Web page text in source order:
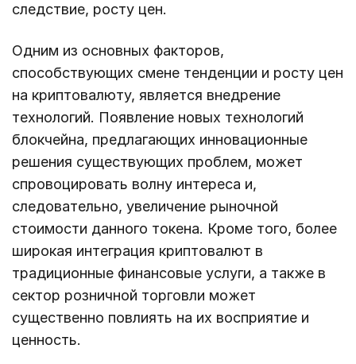
следствие, росту цен.
Одним из основных факторов,
способствующих смене тенденции и росту цен
на криптовалюту, является внедрение
технологий. Появление новых технологий
блокчейна, предлагающих инновационные
решения существующих проблем, может
спровоцировать волну интереса и,
следовательно, увеличение рыночной
стоимости данного токена. Кроме того, более
широкая интеграция криптовалют в
традиционные финансовые услуги, а также в
сектор розничной торговли может
существенно повлиять на их восприятие и
ценность.